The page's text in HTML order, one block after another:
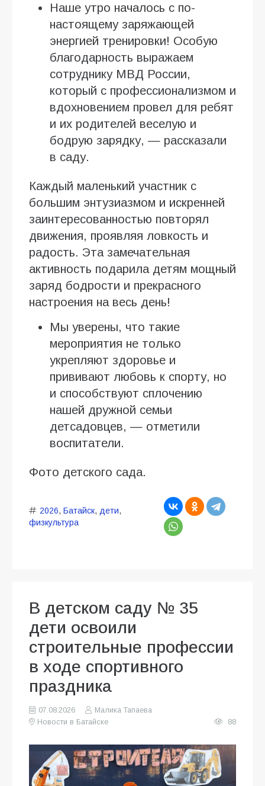
Наше утро началось с по-
настоящему заряжающей
энергией тренировки! Особую
благодарность выражаем
сотруднику МВД России,
который с профессионализмом и
вдохновением провел для ребят
и их родителей веселую и
бодрую зарядку, — рассказали
в саду.
Каждый маленький участник с
большим энтузиазмом и искренней
заинтересованностью повторял
движения, проявляя ловкость и
радость. Эта замечательная
активность подарила детям мощный
заряд бодрости и прекрасного
настроения на весь день!
Мы уверены, что такие
мероприятия не только
укрепляют здоровье и
прививают любовь к спорту, но
и способствуют сплочению
нашей дружной семьи
детсадовцев, — отметили
воспитатели.
Фото детского сада.
2026, Батайск, дети,
физкультура
В детском саду № 35
дети освоили
строительные профессии
в ходе спортивного
праздника
07.08.2026
Малика Тапаева
Новости в Батайске
88